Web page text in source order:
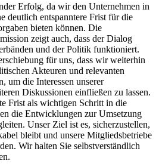
Erfolg, da wir den Unternehmen in
deutlich entspanntere Frist für die
bieten können. Die
zeigt auch, dass der Dialog
und der Politik funktioniert.
für uns, dass wir weiterhin
Akteuren und relevanten
um die Interessen unserer
Diskussionen einfließen zu lassen.
Frist als wichtigen Schritt in die
die Entwicklungen zur Umsetzung
Unser Ziel ist es, sicherzustellen,
bleibt und unsere Mitgliedsbetriebe
Wir halten Sie selbstverständlich